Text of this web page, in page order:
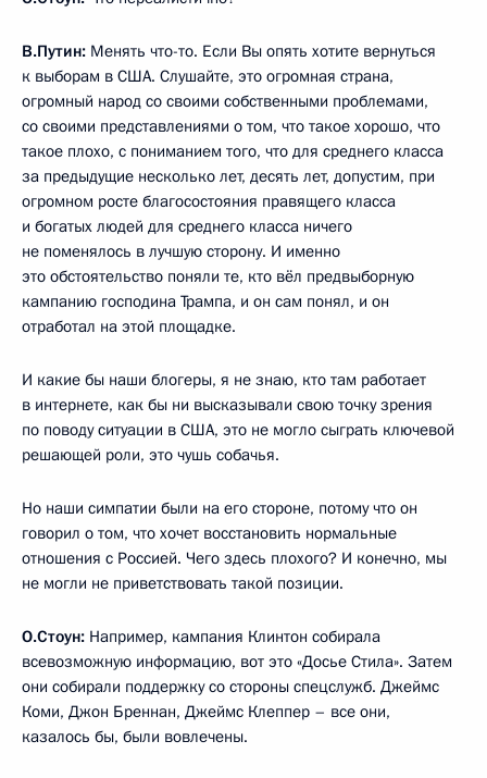
В.Путин: Менять что-то. Если Вы опять хотите вернуться
к выборам в США. Слушайте, это огромная страна,
огромный народ со своими собственными проблемами,
со своими представлениями о том, что такое хорошо, что
такое плохо, с пониманием того, что для среднего класса
за предыдущие несколько лет, десять лет, допустим, при
огромном росте благосостояния правящего класса
и богатых людей для среднего класса ничего
не поменялось в лучшую сторону. И именно
это обстоятельство поняли те, кто вёл предвыборную
кампанию господина Трампа, и он сам понял, и он
отработал на этой площадке.
И какие бы наши блогеры, я не знаю, кто там работает
в интернете, как бы ни высказывали свою точку зрения
по поводу ситуации в США, это не могло сыграть ключевой
решающей роли, это чушь собачья.
Но наши симпатии были на его стороне, потому что он
говорил о том, что хочет восстановить нормальные
отношения с Россией. Чего здесь плохого? И конечно, мы
не могли не приветствовать такой позиции.
О.Стоун: Например, кампания Клинтон собирала
всевозможную информацию, вот это «Досье Стила». Затем
они собирали поддержку со стороны спецслужб. Джеймс
Коми, Джон Бреннан, Джеймс Клеппер – все они,
казалось бы, были вовлечены.